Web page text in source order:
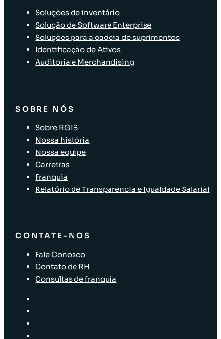
Soluções de inventário
Solução de Software Enterprise
Soluções para a cadeia de suprimentos
Identificação de Ativos
Auditoria e Merchandising
SOBRE NÓS
Sobre RGIS
Nossa história
Nossa equipe
Carreiras
Franquia
Relatório de Transparencia e Igualdade Salarial
CONTATE-NOS
Fale Conosco
Contato de RH
Consultas de franquia